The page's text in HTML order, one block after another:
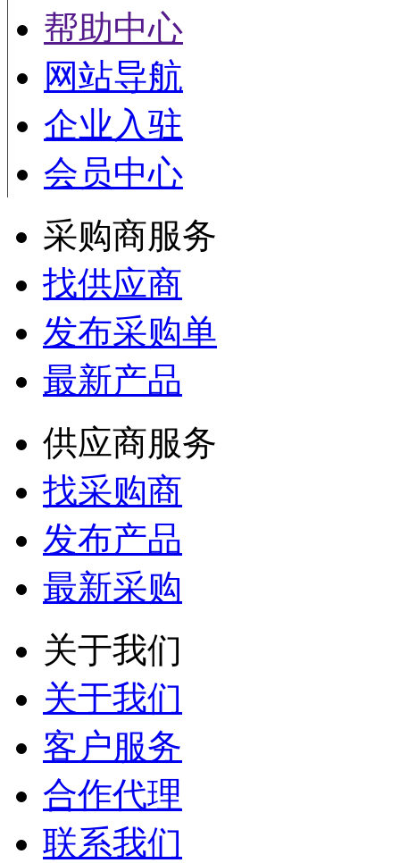
帮助中心
网站导航
企业入驻
会员中心
采购商服务
找供应商
发布采购单
最新产品
供应商服务
找采购商
发布产品
最新采购
关于我们
关于我们
客户服务
合作代理
联系我们